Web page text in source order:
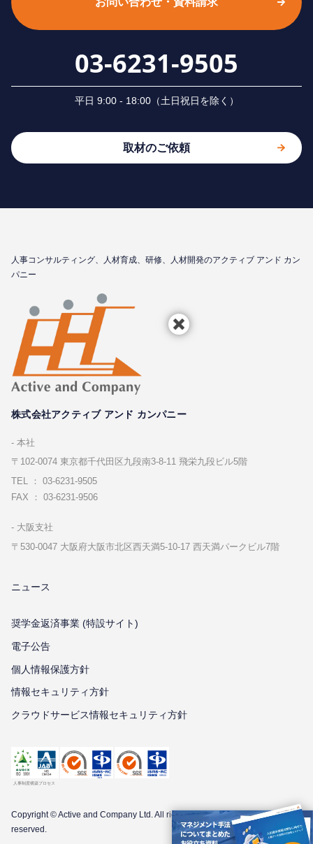
03-6231-9505
平⽇ 9:00 - 18:00（⼟⽇祝⽇を除く）
取材のご依頼
⼈事コンサルティング、⼈材育成、研修、⼈材開発のアクティブ アンド カン
パニー
株式会社アクティブ アンド カンパニー
本社
〒102-0074 東京都千代⽥区九段南3-8-11 飛栄九段ビル5階
TEL ： 03-6231-9505
FAX ： 03-6231-9506
⼤阪⽀社
〒530-0047 ⼤阪府⼤阪市北区⻄天満5-10-17 ⻄天満パークビル7階
ニュース
奨学金返済事業 (特設サイト)
電子公告
個⼈情報保護⽅針
情報セキュリティ⽅針
クラウドサービス情報セキュリティ方針
Copyright © Active and Company Ltd. All rights
reserved.